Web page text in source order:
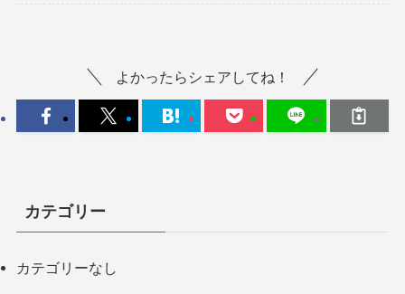
よかったらシェアしてね！
カテゴリー
カテゴリーなし